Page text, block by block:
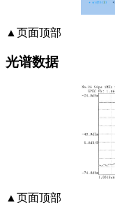
▲页面顶部
光谱数据
▲页面顶部